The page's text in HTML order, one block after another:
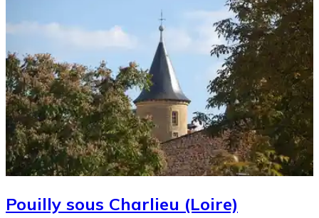
Pouilly sous Charlieu (Loire)